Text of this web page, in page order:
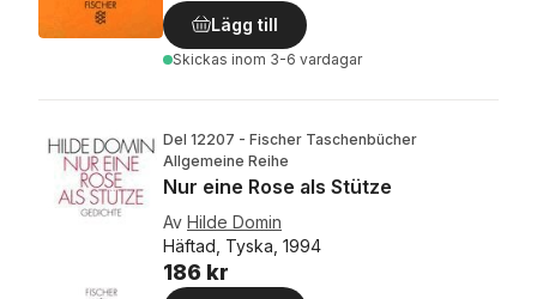
Lägg till
Skickas inom 3-6 vardagar
Del 12207 - Fischer Taschenbücher
Allgemeine Reihe
Nur eine Rose als Stütze
Av Hilde Domin
Häftad, Tyska, 1994
186 kr